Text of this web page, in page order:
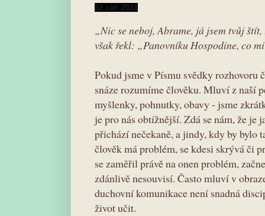
22 září 2021
„Nic se neboj, Abrame, já jsem tvůj
však řekl: „Panovníku Hospodine, co
Pokud jsme v Písmu svědky rozhovoru
snáze rozumíme člověku. Mluví z naší
myšlenky, pohnutky, obavy - jsme
je pro nás obtížnější. Zdá se nám, že je
přichází nečekaně, a jindy, kdy by bylo
člověk má problém, se kdesi skrývá či
se zaměřil právě na onen problém,
zdánlivě nesouvisí. Často mluví v
duchovní komunikace není snadná
život učit.